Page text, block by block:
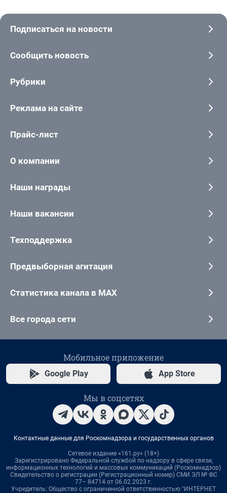
Подписаться на новости
Сообщить новость
Рубрики
Реклама на сайте
Прайс-лист
О компании
Наши награды
Наши вакансии
Техподдержка
Предвыборная агитация
Статистика канала в MAX
Все города сети
Мобильное приложение
Google Play App Store
Мы в соцсетях
Контактные данные для Роскомнадзора и государственных органов
Сетевое издание «161.ру» (18+)
Зарегистрировано Федеральной службой по надзору в сфере связи,
информационных технологий и массовых коммуникаций (Роскомнадзор)
Свидетельство о регистрации (Регистрационный номер) СМИ ЭЛ № ФС
77– 84714 от 06.02.2023 г.
Учредитель: Общество с ограниченной ответственностью "ИНТЕРНЕТ